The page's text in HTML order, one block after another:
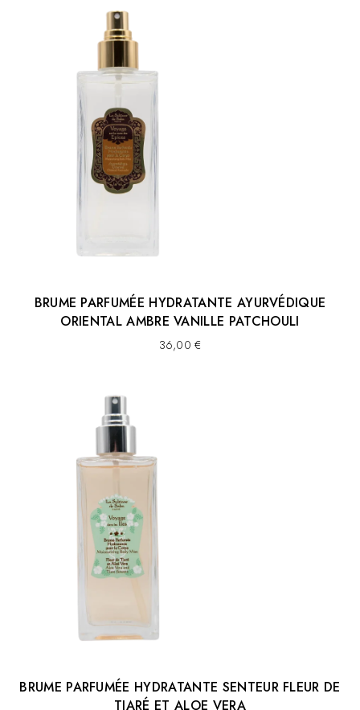
BRUME PARFUMÉE HYDRATANTE AYURVÉDIQUE
ORIENTAL AMBRE VANILLE PATCHOULI
36,00€
BRUME PARFUMÉE HYDRATANTE SENTEUR FLEUR DE
TIARÉ ET ALOE VERA